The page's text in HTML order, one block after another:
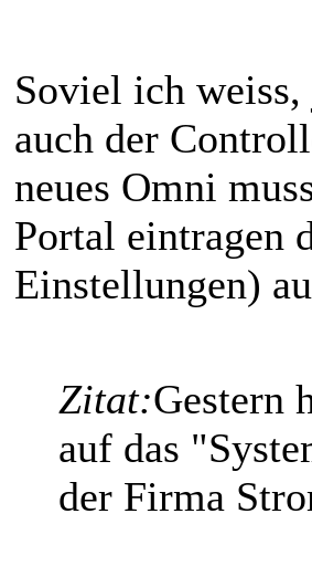
Soviel ich
auch der
neues Omni
Portal eintragen
Einstellungen)
Zitat:Gestern
auf das
der Firma